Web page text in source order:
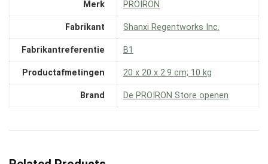
Merk ‎PROIRON
Fabrikant ‎Shanxi Regentworks Inc.
Fabrikantreferentie ‎B1
Productafmetingen ‎20 x 20 x 2.9 cm; 10 kg
Brand De PROIRON Store openen